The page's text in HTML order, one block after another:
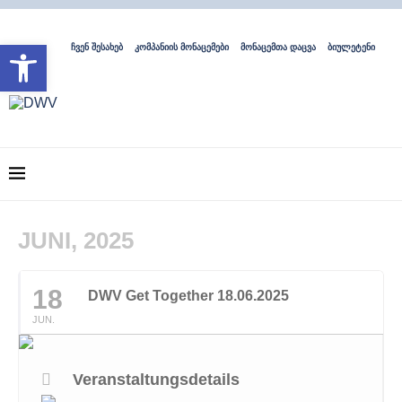
ჩვენ შესახებ კომპანიის მონაცემები მონაცემთა დაცვა ბიულეტენი
JUNI, 2025
18
JUN.
DWV Get Together 18.06.2025
Veranstaltungsdetails
Open toolbar